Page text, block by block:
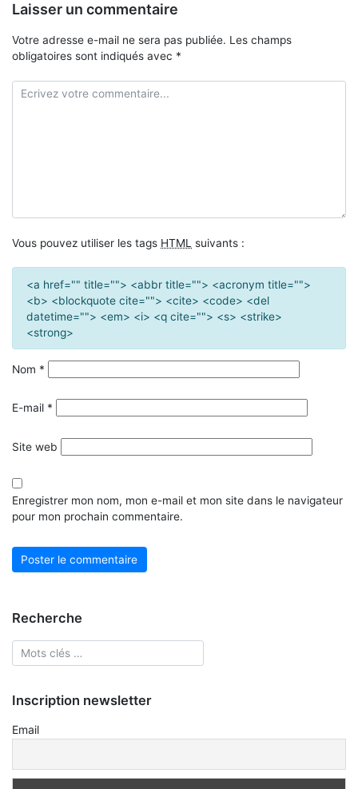
l’article
Laisser un commentaire
Votre adresse e-mail ne sera pas publiée. Les champs
obligatoires sont indiqués avec *
Vous pouvez utiliser les tags HTML suivants :
<a href="" title=""> <abbr title=""> <acronym title="">
<b> <blockquote cite=""> <cite> <code> <del
datetime=""> <em> <i> <q cite=""> <s> <strike>
<strong>
Nom *
E-mail *
Site web
Enregistrer mon nom, mon e-mail et mon site dans le navigateur
pour mon prochain commentaire.
Recherche
Inscription newsletter
Email